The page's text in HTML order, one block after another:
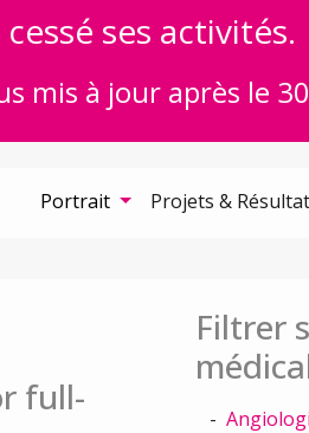
ses activités.
mis à jour après le
Portrait Projets &
full-
Filtrer